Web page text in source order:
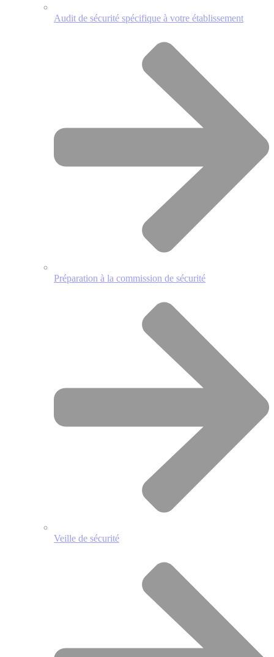
Audit de sécurité spécifique à votre établissement
Préparation à la commission de sécurité
Veille de sécurité